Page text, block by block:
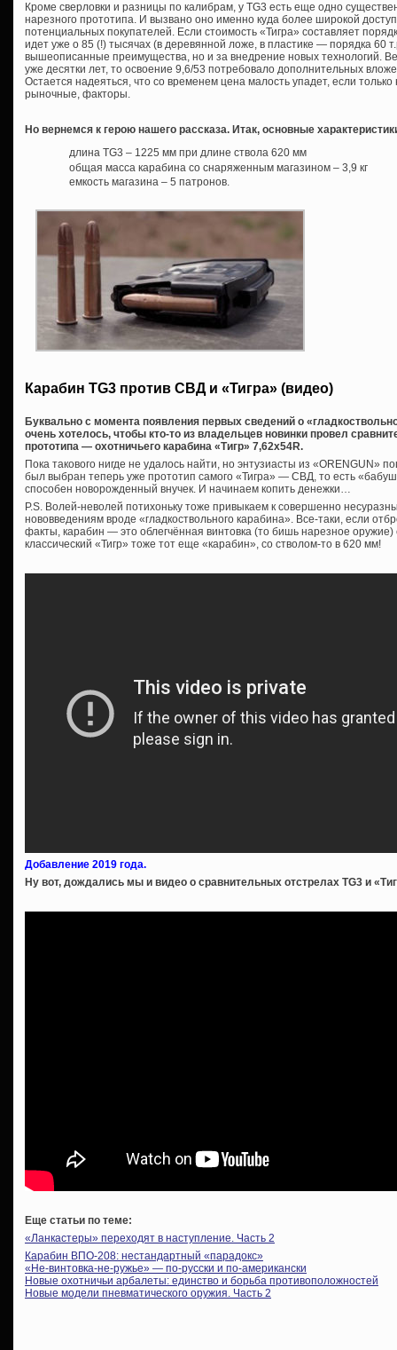
Кроме сверловки и разницы по калибрам, у TG3 есть еще одно
нарезного прототипа. И вызвано оно именно куда более широкой
потенциальных покупателей. Если стоимость «Тигра» составляет
идет уже о 85 (!) тысячах (в деревянной ложе, в пластике — порядка 60
вышеописанные преимущества, но и за внедрение новых технологий.
уже десятки лет, то освоение 9,6/53 потребовало дополнительных
Остается надеяться, что со временем цена малость упадет, если
рыночные, факторы.
Но вернемся к герою нашего рассказа. Итак, основные
длина TG3 – 1225 мм при длине ствола 620 мм
общая масса карабина со снаряженным магазином – 3,9 кг
емкость магазина – 5 патронов.
Карабин TG3 против СВД и «Тигра» (видео)
Буквально с момента появления первых сведений о
очень хотелось, чтобы кто-то из владельцев новинки провел
прототипа — охотничьего карабина «Тигр» 7,62х54R.
Пока такового нигде не удалось найти, но энтузиасты из «ORENGUN»
был выбран теперь уже прототип самого «Тигра» — СВД, то есть
способен новорожденный внучек. И начинаем копить денежки…
P.S. Волей-неволей потихоньку тоже привыкаем к совершенно
нововведениям вроде «гладкоствольного карабина». Все-таки, если
факты, карабин — это облегчённая винтовка (то бишь нарезное оружие)
классический «Тигр» тоже тот еще «карабин», со стволом-то в 620 мм!
Добавление 2019 года.
Ну вот, дождались мы и видео о сравнительных отстрелах TG3 и
Еще статьи по теме:
«Ланкастеры» переходят в наступление. Часть 2
Карабин ВПО-208: нестандартный «парадокс»
«Не-винтовка-не-ружье» — по-русски и по-американски
Новые охотничьи арбалеты: единство и борьба противоположностей
Новые модели пневматического оружия. Часть 2